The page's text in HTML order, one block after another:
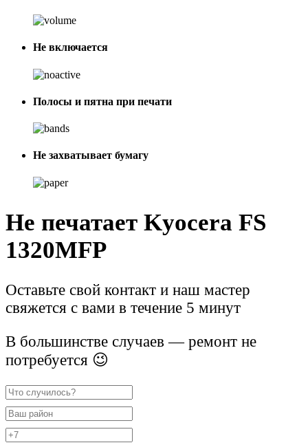
Не включается
Полосы и пятна при печати
Не захватывает бумагу
Не печатает Kyocera FS
1320MFP
Оставьте свой контакт и наш мастер
свяжется с вами в течение 5 минут
В большинстве случаев — ремонт не
потребуется 😉